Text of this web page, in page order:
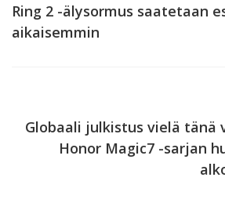
Ring 2 -älysormus saatetaan
aikaisemmin
Globaali julkistus vielä tänä
Honor Magic7 -sarjan